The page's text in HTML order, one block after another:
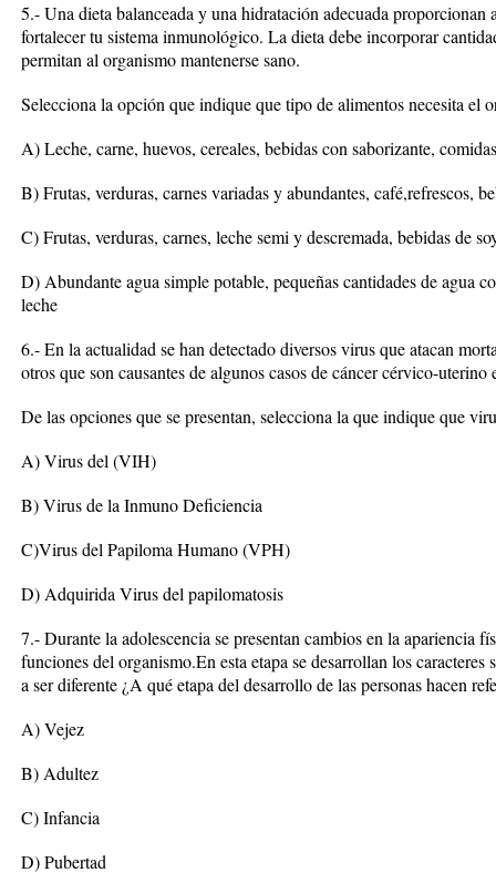
5.- Una dieta balanceada y una hidratación adecuada proporcionan
fortalecer tu sistema inmunológico. La dieta debe incorporar
permitan al organismo mantenerse sano.
Selecciona la opción que indique que tipo de alimentos necesita el
A) Leche, carne, huevos, cereales, bebidas con saborizante,
B) Frutas, verduras, carnes variadas y abundantes, café,refrescos,
C) Frutas, verduras, carnes, leche semi y descremada, bebidas de
D) Abundante agua simple potable, pequeñas cantidades de agua
leche
6.- En la actualidad se han detectado diversos virus que atacan
otros que son causantes de algunos casos de cáncer cérvico-uterino
De las opciones que se presentan, selecciona la que indique que
A) Virus del (VIH)
B) Virus de la Inmuno Deficiencia
C)Virus del Papiloma Humano (VPH)
D) Adquirida Virus del papilomatosis
7.- Durante la adolescencia se presentan cambios en la apariencia
funciones del organismo.En esta etapa se desarrollan los
a ser diferente ¿A qué etapa del desarrollo de las personas hacen
A) Vejez
B) Adultez
C) Infancia
D) Pubertad